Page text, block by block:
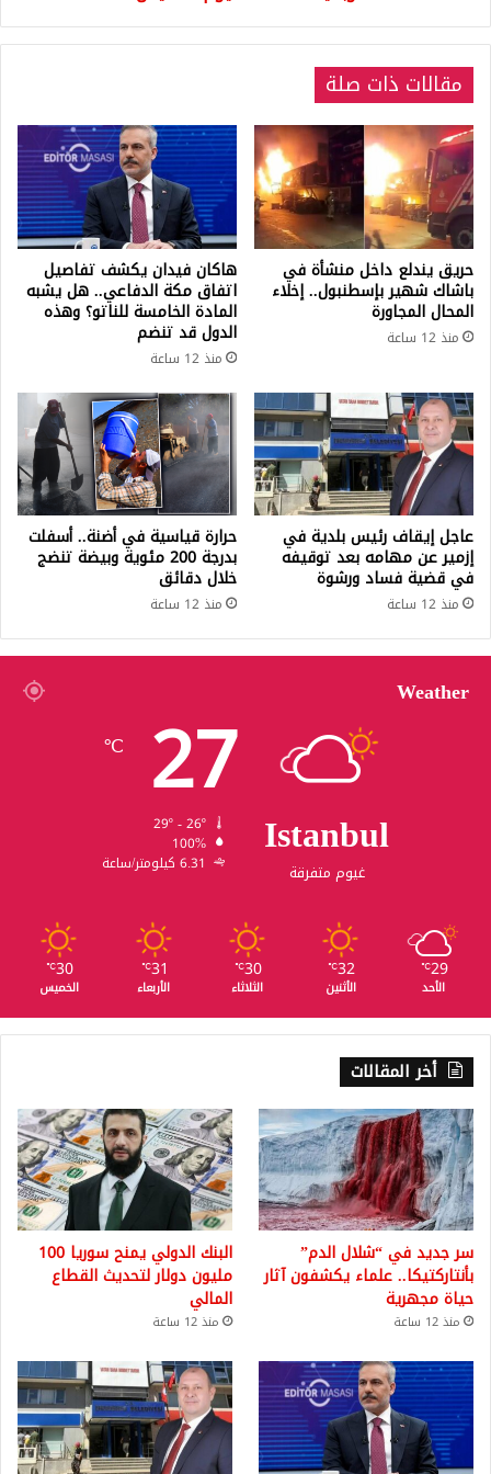
مقالات ذات صلة
حريق يندلع داخل منشأة في
باشاك شهير بإسطنبول.. إخلاء
المحال المجاورة
منذ 12 ساعة
هاكان فيدان يكشف تفاصيل
اتفاق مكة الدفاعي.. هل يشبه
المادة الخامسة للناتو؟ وهذه
الدول قد تنضم
منذ 12 ساعة
عاجل إيقاف رئيس بلدية في
إزمير عن مهامه بعد توقيفه
في قضية فساد ورشوة
منذ 12 ساعة
حرارة قياسية في أضنة.. أسفلت
بدرجة 200 مئوية وبيضة تنضج
خلال دقائق
منذ 12 ساعة
Weather
Istanbul
غيوم متفرقة
27
℃
100%
6.31 كيلومتر/ساعة
29
℃
الأحد
32
℃
الأثنين
30
℃
الثلاثاء
31
℃
الأربعاء
30
℃
الخميس
أخر المقالات
سر جديد في “شلال الدم”
بأنتاركتيكا.. علماء يكشفون آثار
حياة مجهرية
منذ 12 ساعة
البنك الدولي يمنح سوريا 100
مليون دولار لتحديث القطاع
المالي
منذ 12 ساعة